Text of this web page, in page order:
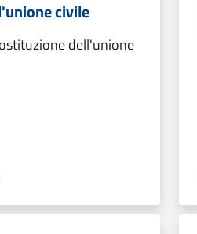
civile
dell'unione